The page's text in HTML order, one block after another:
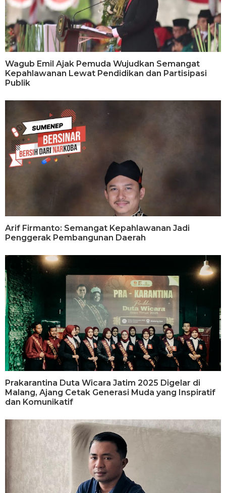
Wagub Emil Ajak Pemuda Wujudkan Semangat
Kepahlawanan Lewat Pendidikan dan Partisipasi
Publik
Arif Firmanto: Semangat Kepahlawanan Jadi
Penggerak Pembangunan Daerah
Prakarantina Duta Wicara Jatim 2025 Digelar di
Malang, Ajang Cetak Generasi Muda yang Inspiratif
dan Komunikatif